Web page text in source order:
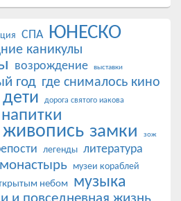
СПА ЮНЕСКО
каникулы
возрождение выставки
год где снималось кино
дети дорога святого иакова
живопись замки зож
легенды литература
монастырь музеи кораблей
небом музыка